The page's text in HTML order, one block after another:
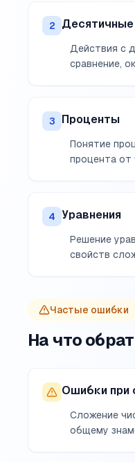
2
Действия с
сравнение,
3 Проценты
Понятие
процента от
4 Уравнения
Решение
свойств
Частые ошибки
На что
Ошибки при
Сложение
общему